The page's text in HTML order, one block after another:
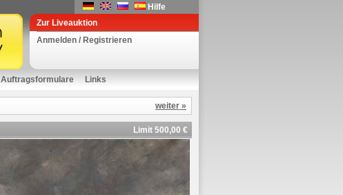
Hilfe
Zur Liveauktion
Anmelden / Registrieren
Auftragsformulare Links
weiter »
Limit 500,00 €